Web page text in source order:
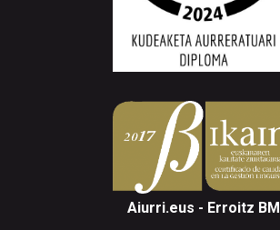
Aiurri.eus - Erroitz BM